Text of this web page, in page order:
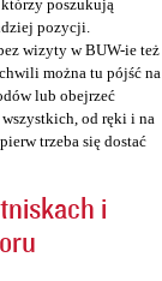
którzy poszukują
pozycji.
wizyty w BUW-ie też
można tu pójść na
lub obejrzeć
od ręki i na
trzeba się dostać
i